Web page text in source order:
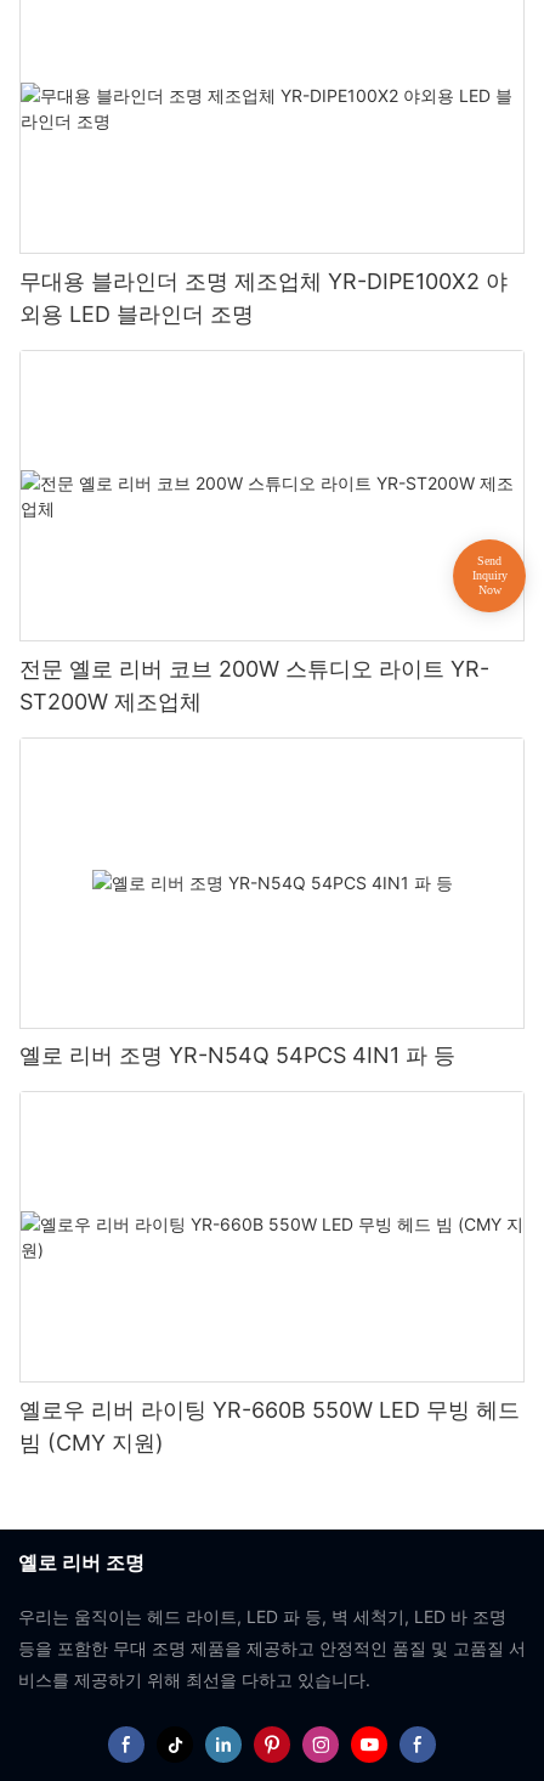
무대용 블라인더 조명 제조업체 YR-DIPE100X2 야
외용 LED 블라인더 조명
전문 옐로 리버 코브 200W 스튜디오 라이트 YR-
ST200W 제조업체
옐로 리버 조명 YR-N54Q 54PCS 4IN1 파 등
옐로우 리버 라이팅 YR-660B 550W LED 무빙 헤드
빔 (CMY 지원)
옐로 리버 조명
우리는 움직이는 헤드 라이트, LED 파 등, 벽 세척기, LED 바 조명
등을 포함한 무대 조명 제품을 제공하고 안정적인 품질 및 고품질 서
비스를 제공하기 위해 최선을 다하고 있습니다.